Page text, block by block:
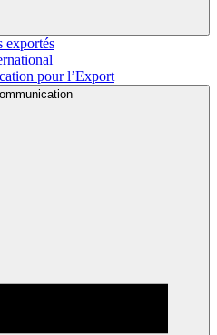
exportés
pour l’Export